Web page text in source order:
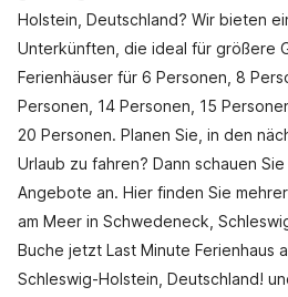
Holstein, Deutschland? Wir bieten
Unterkünften, die ideal für größere
Ferienhäuser für 6 Personen, 8
Personen, 14 Personen, 15
20 Personen. Planen Sie, in den
Urlaub zu fahren? Dann schauen
Angebote an. Hier finden Sie
am Meer in Schwedeneck,
Buche jetzt Last Minute Ferienhaus
Schleswig-Holstein, Deutschland!